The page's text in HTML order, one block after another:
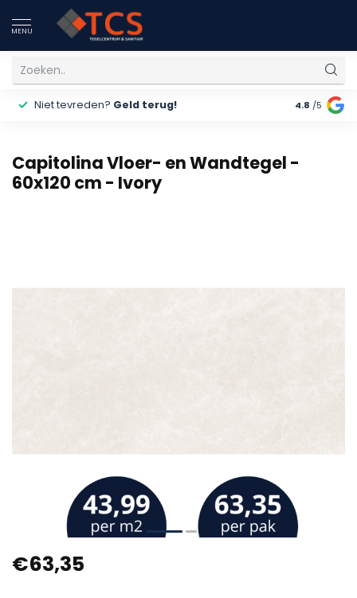
MENU
Niet tevreden? Geld terug! Gratis
4.8 /5
Capitolina Vloer- en Wandtegel -
60x120 cm - Ivory
€63,35